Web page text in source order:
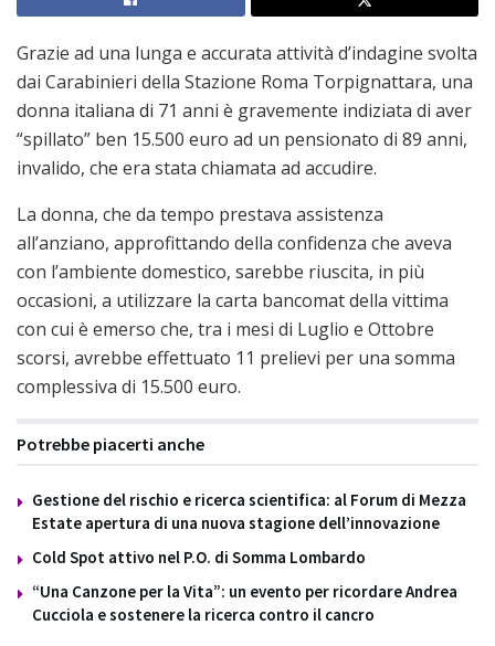
Grazie ad una lunga e accurata attività d’indagine svolta
dai Carabinieri della Stazione Roma Torpignattara, una
donna italiana di 71 anni è gravemente indiziata di aver
“spillato” ben 15.500 euro ad un pensionato di 89 anni,
invalido, che era stata chiamata ad accudire.
La donna, che da tempo prestava assistenza
all’anziano, approfittando della confidenza che aveva
con l’ambiente domestico, sarebbe riuscita, in più
occasioni, a utilizzare la carta bancomat della vittima
con cui è emerso che, tra i mesi di Luglio e Ottobre
scorsi, avrebbe effettuato 11 prelievi per una somma
complessiva di 15.500 euro.
Potrebbe piacerti anche
Gestione del rischio e ricerca scientifica: al Forum di Mezza
Estate apertura di una nuova stagione dell’innovazione
Cold Spot attivo nel P.O. di Somma Lombardo
“Una Canzone per la Vita”: un evento per ricordare Andrea
Cucciola e sostenere la ricerca contro il cancro